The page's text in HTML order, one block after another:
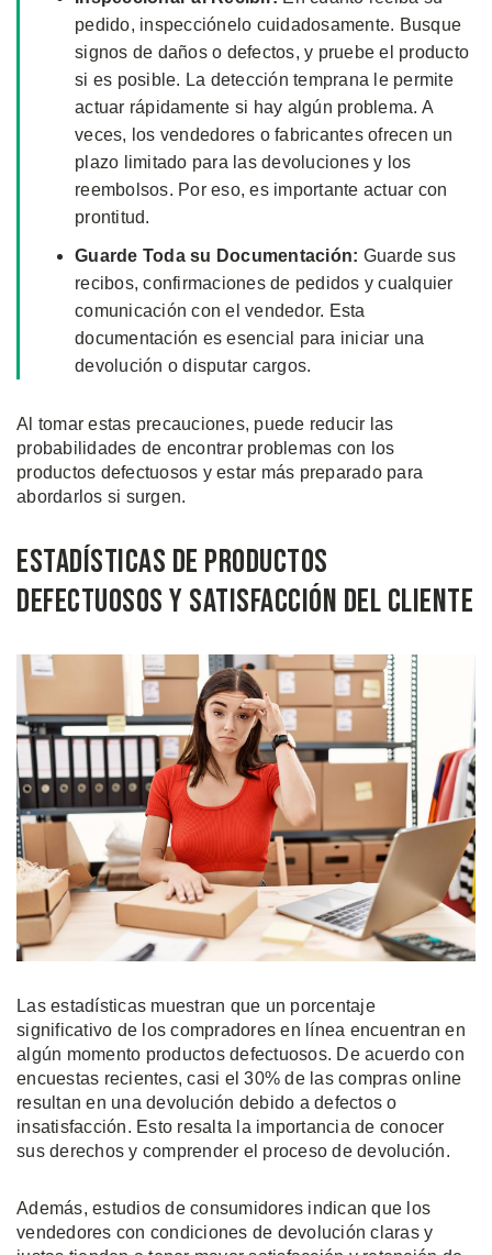
pedido, inspecciónelo cuidadosamente. Busque
signos de daños o defectos, y pruebe el producto
si es posible. La detección temprana le permite
actuar rápidamente si hay algún problema. A
veces, los vendedores o fabricantes ofrecen un
plazo limitado para las devoluciones y los
reembolsos. Por eso, es importante actuar con
prontitud.
Guarde Toda su Documentación: Guarde sus
recibos, confirmaciones de pedidos y cualquier
comunicación con el vendedor. Esta
documentación es esencial para iniciar una
devolución o disputar cargos.
Al tomar estas precauciones, puede reducir las
probabilidades de encontrar problemas con los
productos defectuosos y estar más preparado para
abordarlos si surgen.
Estadísticas de Productos
Defectuosos y Satisfacción del Cliente
Las estadísticas muestran que un porcentaje
significativo de los compradores en línea encuentran en
algún momento productos defectuosos. De acuerdo con
encuestas recientes, casi el 30% de las compras online
resultan en una devolución debido a defectos o
insatisfacción. Esto resalta la importancia de conocer
sus derechos y comprender el proceso de devolución.
Además, estudios de consumidores indican que los
vendedores con condiciones de devolución claras y